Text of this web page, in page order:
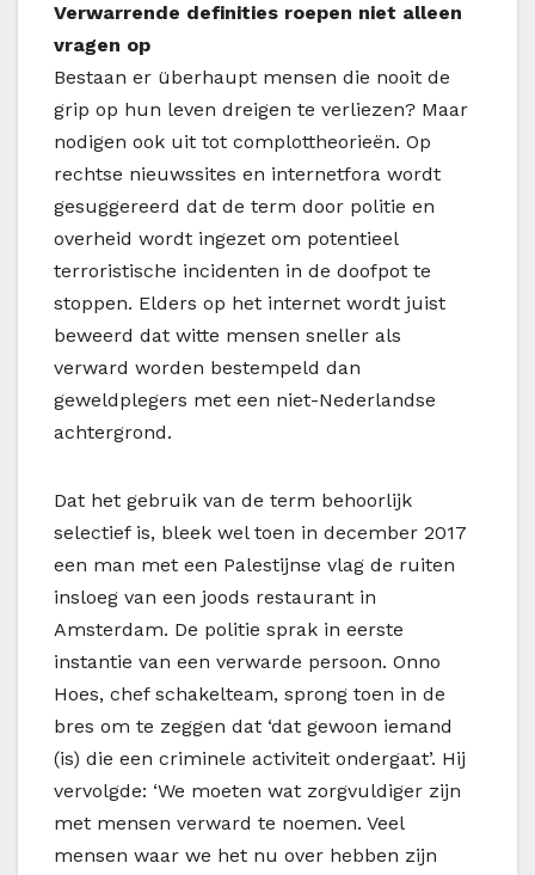
Verwarrende definities roepen niet alleen
vragen op
Bestaan er überhaupt mensen die nooit de
grip op hun leven dreigen te verliezen? Maar
nodigen ook uit tot complottheorieën. Op
rechtse nieuwssites en internetfora wordt
gesuggereerd dat de term door politie en
overheid wordt ingezet om potentieel
terroristische incidenten in de doofpot te
stoppen. Elders op het internet wordt juist
beweerd dat witte mensen sneller als
verward worden bestempeld dan
geweldplegers met een niet-Nederlandse
achtergrond.
Dat het gebruik van de term behoorlijk
selectief is, bleek wel toen in december 2017
een man met een Palestijnse vlag de ruiten
insloeg van een joods restaurant in
Amsterdam. De politie sprak in eerste
instantie van een verwarde persoon. Onno
Hoes, chef schakelteam, sprong toen in de
bres om te zeggen dat ‘dat gewoon iemand
(is) die een criminele activiteit ondergaat’. Hij
vervolgde: ‘We moeten wat zorgvuldiger zijn
met mensen verward te noemen. Veel
mensen waar we het nu over hebben zijn